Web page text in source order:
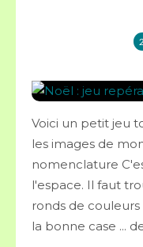
Voici un petit jeu
les images de
nomenclature
l'espace. Il faut
ronds de
la bonne case ...